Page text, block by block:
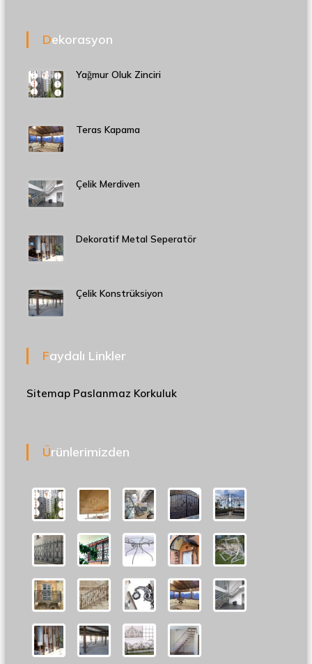
Dekorasyon
Yağmur Oluk Zinciri
Teras Kapama
Çelik Merdiven
Dekoratif Metal Seperatör
Çelik Konstrüksiyon
Faydalı Linkler
Sitemap Paslanmaz Korkuluk
Ürünlerimizden